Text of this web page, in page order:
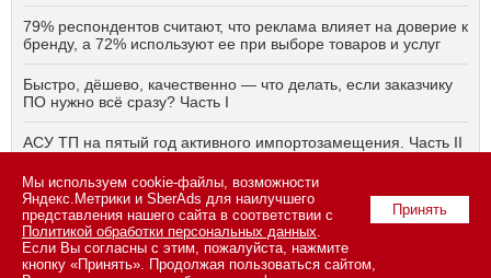
79% респондентов считают, что реклама влияет на доверие к
бренду, а 72% используют ее при выборе товаров и услуг
Быстро, дёшево, качественно — что делать, если заказчику
ПО нужно всё сразу? Часть I
АСУ ТП на пятый год активного импортозамещения. Часть II
Бесперебойность уходит в облако? Часть II
© 2026 ООО «СК ПРЕСС».Политика конфиденциальности
персональных данных,информация об авторских правах и порядке
Принять
Мы используем cookie-файлы, возможности
Яндекс.Метрики и SberAds для наилучшего
представления нашего сайта в соответствии с
Политикой обработки персональных данных.
Если Вы согласны с этим, пожалуйста, нажмите
кнопку «Принять». Продолжая пользоваться сайтом,